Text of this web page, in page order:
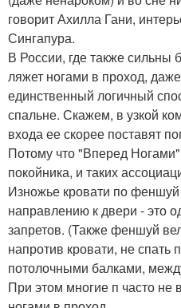
говорит Ахилла Гани,
Сингапура.
В России, где также сильны
ляжет ногами в проход,
единственный логичный
спальне. Скажем, в узкой
входа ее скорее поставят
Потому что "Вперед
покойника, и таких
Изножье кровати по феншуй
направлению к двери - это
запретов. (Также феншуй
напротив кровати, не спать
потолочными балками,
При этом многие п часто не